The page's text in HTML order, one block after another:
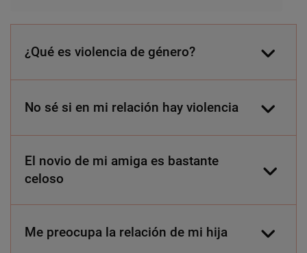
¿Qué es violencia de género?
No sé si en mi relación hay violencia
El novio de mi amiga es bastante
celoso
Me preocupa la relación de mi hija